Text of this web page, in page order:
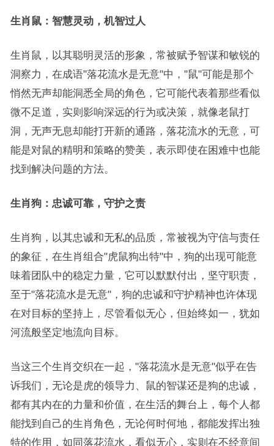
生肖鼠：智慧灵动，机智过人
生肖鼠，以其聪明灵活的形象，常被赋予智谋和敏锐的
洞察力，在成语"落花流水是无意"中，"鼠"可能是那个
悄然无声却能洞悉全局的角色，它可能代表着那些看似
微不足道，实则影响深远的行为或决策，就像老鼠打
洞，无声无息却能打开新的通路，落花流水的无意，可
能是对鼠的精明和策略的赞美，表示即使在困难中也能
找到解决问题的方法。
生肖狗：忠诚可靠，守护之责
生肖狗，以其忠诚和无私的品质，常被视为守信与责任
的象征，在生肖组合"虎鼠狗出特"中，狗的出现可能意
味着团队中的稳定力量，它可以默默付出，坚守职责，
至于"落花流水是无意"，狗的忠诚和守护精神也许体现
在对目标的坚持上，尽管看似无心，但始终如一，犹如
河流般坚定地流向目标。
当这三个生肖交织在一起，"落花流水是无意"似乎在告
诉我们，无论是虎的领导力、鼠的智谋还是狗的忠诚，
都有其内在的力量和价值，在生活的舞台上，每个人都
能找到自己的生肖角色，无论何时何地，都能发挥出独
特的作用，如同落花流水，看似无心，实则在不经意间